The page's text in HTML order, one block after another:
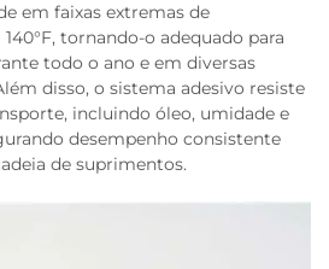
em faixas extremas de
tornando-o adequado para
todo o ano e em diversas
disso, o sistema adesivo resiste
incluindo óleo, umidade e
desempenho consistente
de suprimentos.